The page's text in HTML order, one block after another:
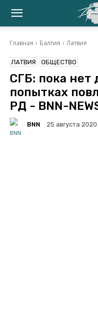
Главная Балтия Латвия
ЛАТВИЯ ОБЩЕСТВО
СГБ: пока
попытках
РД - BNN-
BNN 25 августа